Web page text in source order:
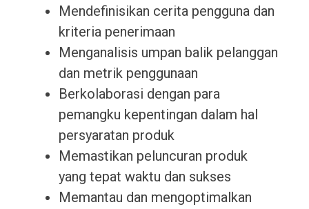
Mendefinisikan cerita pengguna dan
kriteria penerimaan
Menganalisis umpan balik pelanggan
dan metrik penggunaan
Berkolaborasi dengan para
pemangku kepentingan dalam hal
persyaratan produk
Memastikan peluncuran produk
yang tepat waktu dan sukses
Memantau dan mengoptimalkan